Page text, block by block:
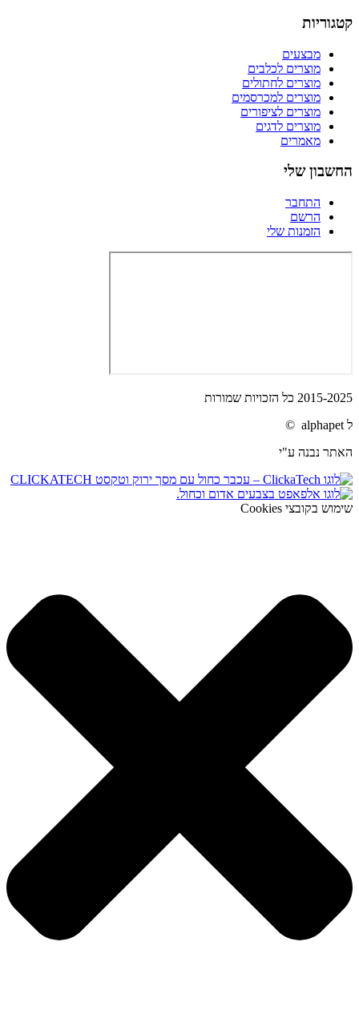
קטגוריות
מבצעים
מוצרים לכלבים
מוצרים לחתולים
מוצרים למכרסמים
מוצרים לציפורים
מוצרים לדגים
מאמרים
החשבון שלי
התחבר
הרשם
הזמנות שלי
2015-2025 כל הזכויות שמורות
ל alphapet ©
האתר נבנה ע"י
שימוש בקובצי Cookies